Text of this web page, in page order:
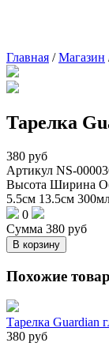
Главная /Магазин
Тарелка
380 руб
Артикул NS-
Высота Ширина
5.5см 13.5см
0
Сумма 380 руб
В корзину
Похожие
Тарелка Guardian
380 руб